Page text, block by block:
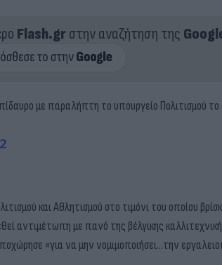
Flash.grστην αναζήτηση της
με παραλήπτη το υπουργείο Πολιτισμού το
και Αθλητισμού στο τιμόνι του οποίου
αντιμέτωπη με πανό της βέλγικης
«για να μην νομιμοποιήσει…την